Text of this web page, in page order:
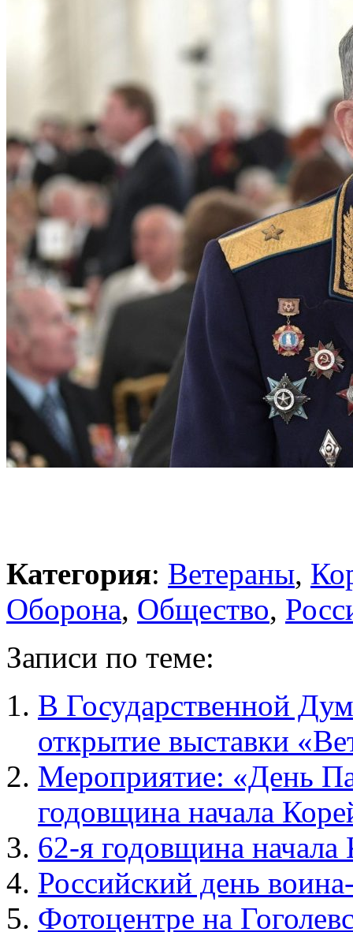
Категория: Ветераны,
Оборона, Общество,
Записи по теме:
В Государственной
открытие выставки
Мероприятие: «День
годовщина начала
62-я годовщина
Российский день
Фотоцентре на